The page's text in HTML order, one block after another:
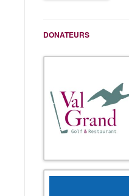
DONATEURS